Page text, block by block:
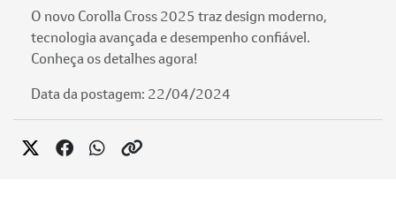
O novo Corolla Cross 2025 traz design moderno,
tecnologia avançada e desempenho confiável.
Conheça os detalhes agora!
Data da postagem: 22/04/2024